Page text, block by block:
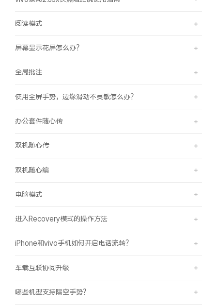
阅读模式
屏幕显示花屏怎么办？
全局批注
使用全屏手势，边缘滑动不灵敏怎么办？
办公套件随心传
双机随心传
双机随心编
电脑模式
进入Recovery模式的操作方法
iPhone和vivo手机如何开启电话流转？
车载互联协同升级
哪些机型支持隔空手势？